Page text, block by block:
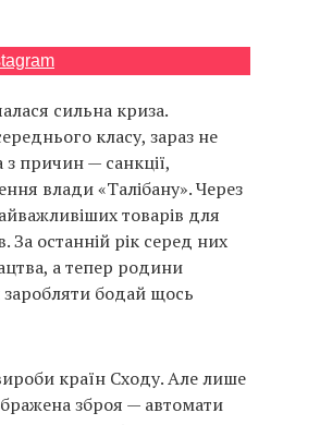
сильна криза.
класу, зараз не
причин — санкції,
влади «Талібану». Через
товарів для
За останній рік серед них
а тепер родини
бодай щось
країн Сходу. Але лише
зброя — автомати